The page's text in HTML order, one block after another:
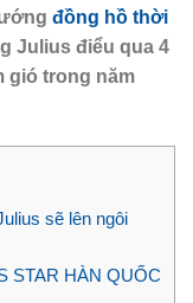
đồng hồ thời
Julius điểu qua 4
gió trong năm
sẽ lên ngôi
STAR HÀN QUỐC